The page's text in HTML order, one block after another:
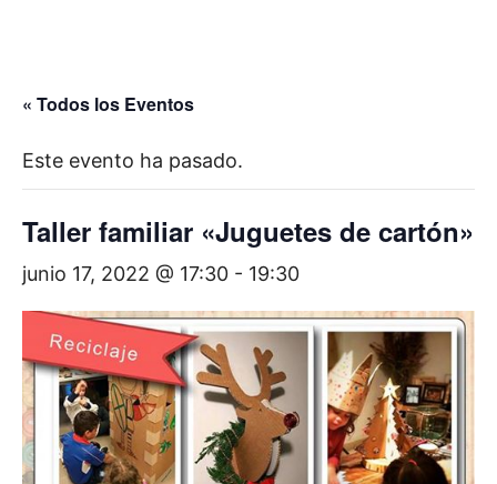
« Todos los Eventos
Este evento ha pasado.
Taller familiar «Juguetes de cartón»
junio 17, 2022 @ 17:30 - 19:30